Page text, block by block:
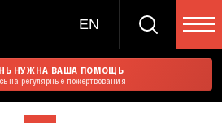
EN
НУЖНА ВАША ПОМОЩЬ
на регулярные пожертвования